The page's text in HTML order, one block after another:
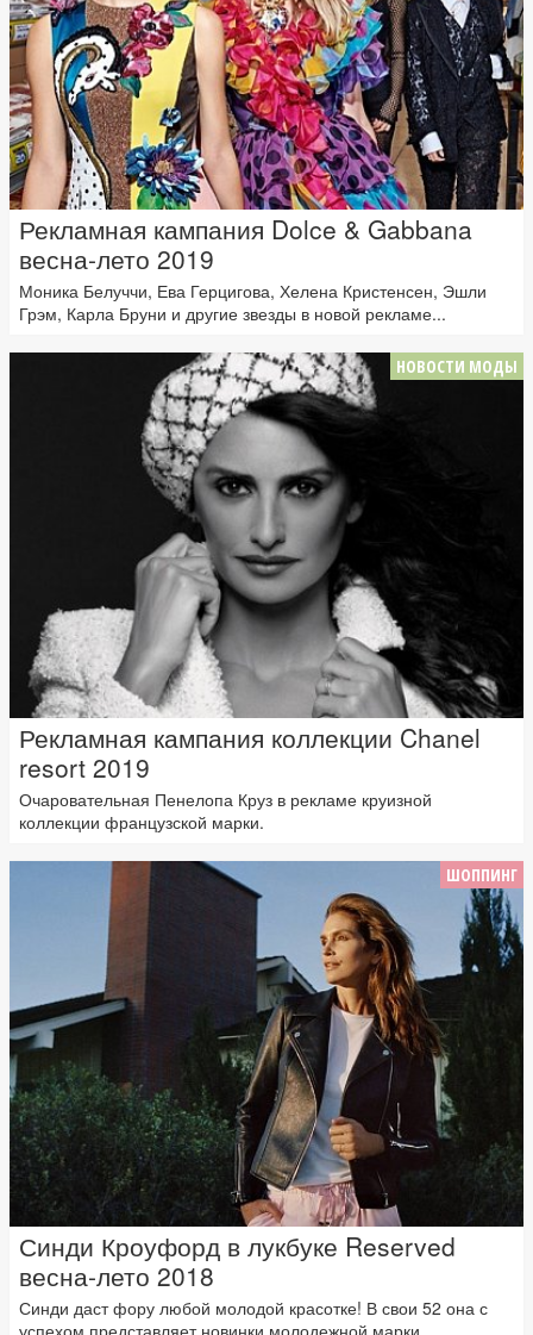
Рекламная кампания Dolce & Gabbana
весна-лето 2019
Моника Белуччи, Ева Герцигова, Хелена Кристенсен, Эшли
Грэм, Карла Бруни и другие звезды в новой рекламе...
НОВОСТИ МОДЫ
Рекламная кампания коллекции Chanel
resort 2019
Очаровательная Пенелопа Круз в рекламе круизной
коллекции французской марки.
ШОППИНГ
Синди Кроуфорд в лукбуке Reserved
весна-лето 2018
Синди даст фору любой молодой красотке! В свои 52 она с
успехом представляет новинки молодежной марки....